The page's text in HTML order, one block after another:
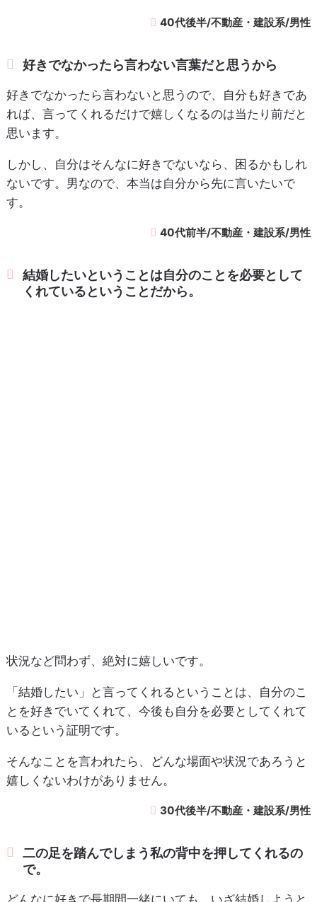
40代後半/不動産・建設系/男性
好きでなかったら言わない言葉だと思うから
好きでなかったら言わないと思うので、自分も好きであ
れば、言ってくれるだけで嬉しくなるのは当たり前だと
思います。
しかし、自分はそんなに好きでないなら、困るかもしれ
ないです。男なので、本当は自分から先に言いたいで
す。
40代前半/不動産・建設系/男性
結婚したいということは自分のことを必要として
くれているということだから。
状況など問わず、絶対に嬉しいです。
「結婚したい」と言ってくれるということは、自分のこ
とを好きでいてくれて、今後も自分を必要としてくれて
いるという証明です。
そんなことを言われたら、どんな場面や状況であろうと
嬉しくないわけがありません。
30代後半/不動産・建設系/男性
二の足を踏んでしまう私の背中を押してくれるの
で。
どんなに好きで長期間一緒にいても、いざ結婚しようと